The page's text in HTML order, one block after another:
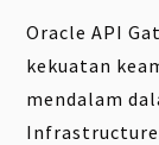
Oracle API
kekuatan
mendalam
Infrastructure